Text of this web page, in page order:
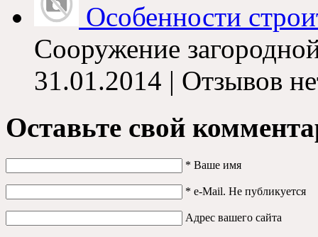
Особенности
Сооружение
31.01.2014 | Отзывов
Оставьте свой
* Ваше имя
* e-Mail. Не публикуется
Адрес вашего сайта